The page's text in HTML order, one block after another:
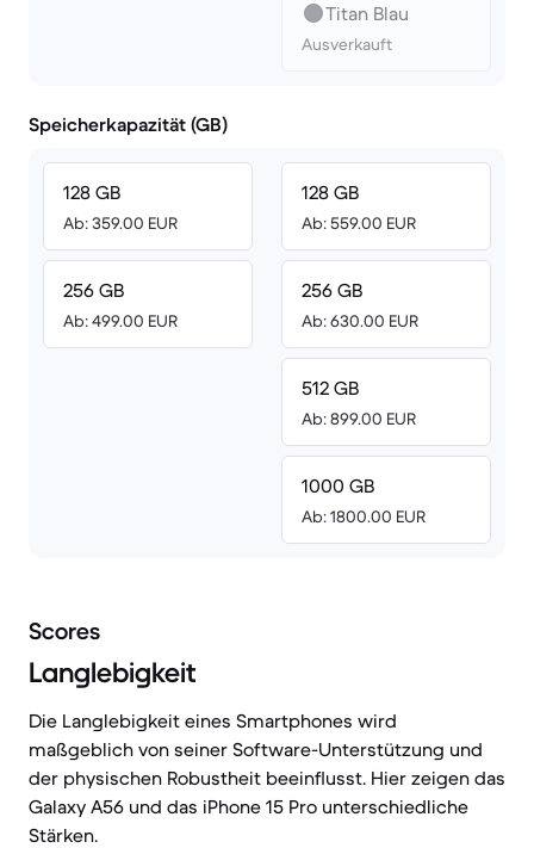
Titan Blau
Ausverkauft
Speicherkapazität (GB)
128 GB
Ab: 359.00 EUR
256 GB
Ab: 499.00 EUR
128 GB
Ab: 559.00 EUR
256 GB
Ab: 630.00 EUR
512 GB
Ab: 899.00 EUR
1000 GB
Ab: 1800.00 EUR
Scores
Langlebigkeit
Die Langlebigkeit eines Smartphones wird
maßgeblich von seiner Software-Unterstützung und
der physischen Robustheit beeinflusst. Hier zeigen das
Galaxy A56 und das iPhone 15 Pro unterschiedliche
Stärken.